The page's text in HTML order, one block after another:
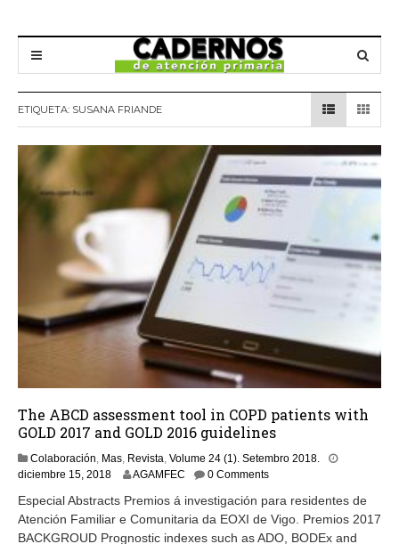
ETIQUETA: SUSANA FRIANDE
The ABCD assessment tool in COPD patients with
GOLD 2017 and GOLD 2016 guidelines
Colaboración, Mas, Revista, Volume 24 (1). Setembro 2018.
diciembre 15, 2018
AGAMFEC 0 Comments
Especial Abstracts Premios á investigación para residentes de
Atención Familiar e Comunitaria da EOXI de Vigo. Premios 2017
BACKGROUD Prognostic indexes such as ADO, BODEx and